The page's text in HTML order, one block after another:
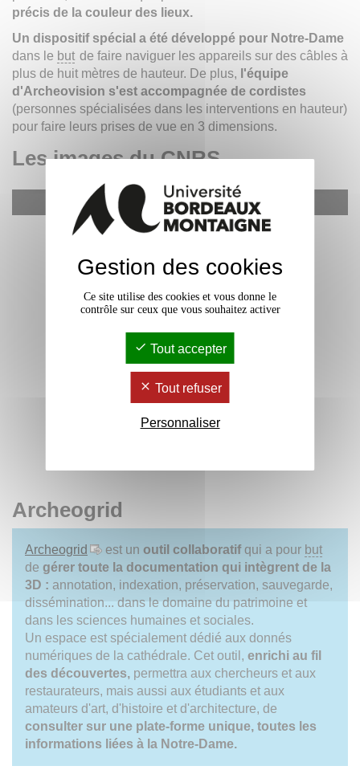
précis de la couleur des lieux.
Un dispositif spécial a été développé pour Notre-Dame
dans le but de faire naviguer les appareils sur des câbles à
plus de huit mètres de hauteur. De plus, l'équipe
d'Archeovision s'est accompagnée de cordistes
(personnes spécialisées dans les interventions en hauteur)
pour faire leurs prises de vue en 3 dimensions.
Les images du CNRS
YouTube est désactivé. Accepter
Archeogrid
Archeogrid est un outil collaboratifqui a pour but
de gérer toute la documentation qui intègrent de la
3D : annotation, indexation, préservation, sauvegarde,
dissémination... dans le domaine du patrimoine et
dans les sciences humaines et sociales.
Un espace est spécialement dédié aux donnés
numériques de la cathédrale. Cet outil, enrichi au fil
des découvertes, permettra aux chercheurs et aux
restaurateurs, mais aussi aux étudiants et aux
amateurs d'art, d'histoire et d'architecture, de
consulter sur une plate-forme unique, toutes les
informations liées à la Notre-Dame.
Gestion des cookies
Ce site utilise des cookies et vous donne le
contrôle sur ceux que vous souhaitez activer
Tout accepter
Tout refuser
Personnaliser